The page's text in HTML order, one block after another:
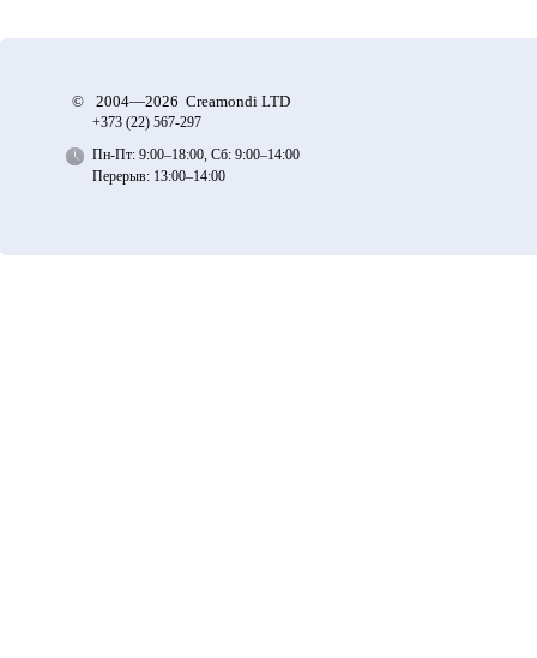
© 2004—2026 Creamondi LTD
+373 (22) 567-297
Пн-Пт: 9:00–18:00, Сб: 9:00–14:00
Перерыв: 13:00–14:00